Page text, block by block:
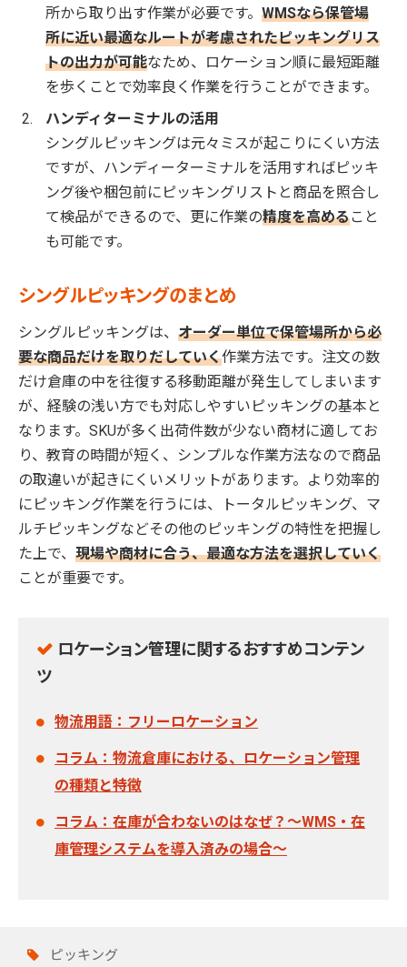
所から取り出す作業が必要です。 WMSなら保管場
所に近い最適なルートが考慮されたピッキングリス
トの出力が可能なため、ロケーション順に最短距離
を歩くことで効率良く作業を行うことができます。
ハンディターミナルの活用
シングルピッキングは元々ミスが起こりにくい方法
ですが、ハンディーターミナルを活用すればピッキ
ング後や梱包前にピッキングリストと商品を照合し
て検品ができるので、更に作業の精度を高めること
も可能です。
シングルピッキングのまとめ
シングルピッキングは、 オーダー単位で保管場所から必
要な商品だけを取りだしていく作業方法です。注文の数
だけ倉庫の中を往復する移動距離が発生してしまいます
が、経験の浅い方でも対応しやすいピッキングの基本と
なります。SKUが多く出荷件数が少ない商材に適してお
り、教育の時間が短く、シンプルな作業方法なので商品
の取違いが起きにくいメリットがあります。より効率的
にピッキング作業を行うには、トータルピッキング、マ
ルチピッキングなどその他のピッキングの特性を把握し
た上で、 現場や商材に合う、最適な方法を選択していく
ことが重要です。
ロケーション管理に関するおすすめコンテン
ツ
物流用語：フリーロケーション
コラム：物流倉庫における、ロケーション管理
の種類と特徴
コラム：在庫が合わないのはなぜ？～WMS・在
庫管理システムを導入済みの場合～
ピッキング